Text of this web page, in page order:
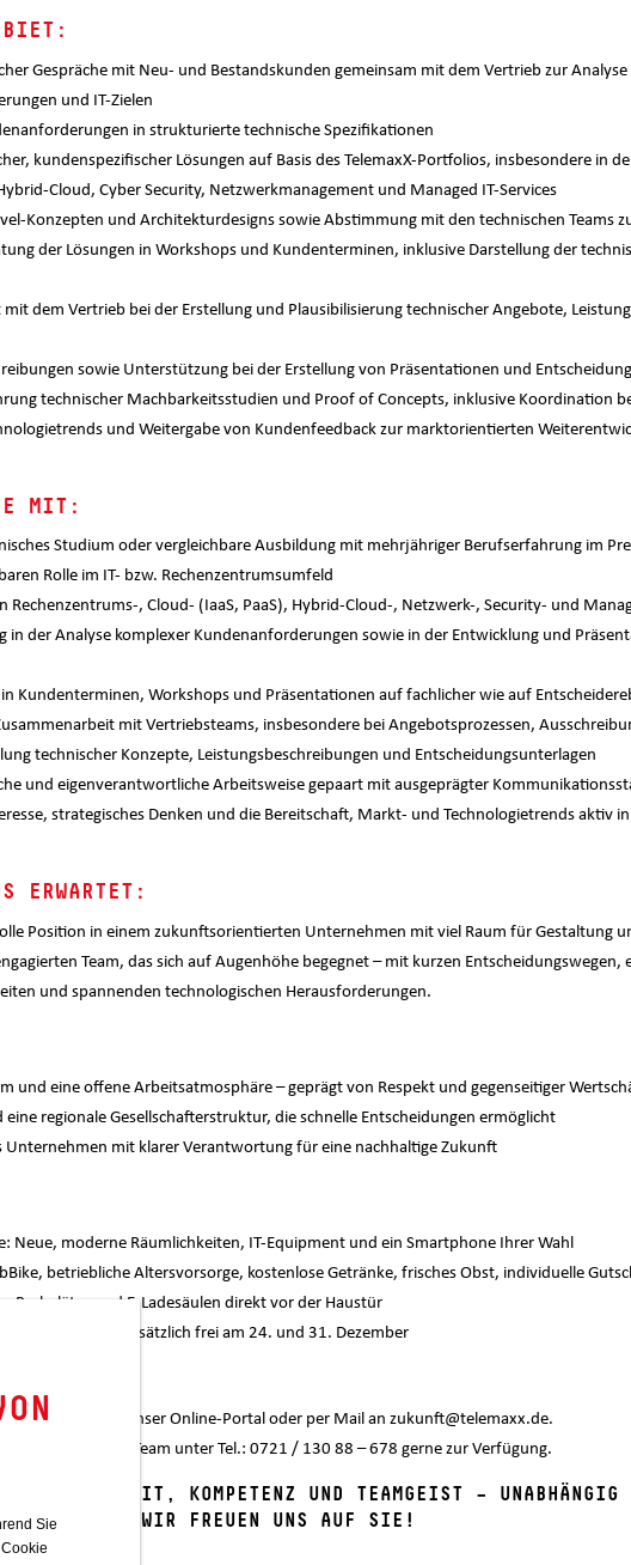
Gespräche mit Neu- und Bestandskunden gemeinsam mit dem Vertrieb zur
und IT-Zielen
in strukturierte technische Spezifikationen
kundenspezifischer Lösungen auf Basis des TelemaxX-Portfolios, insbesondere in
Cloud, Cyber Security, Netzwerkmanagement und Managed IT-Services
Konzepten und Architekturdesigns sowie Abstimmung mit den technischen Teams
der Lösungen in Workshops und Kundenterminen, inklusive Darstellung der
mit dem Vertrieb bei der Erstellung und Plausibilisierung technischer Angebote,
sowie Unterstützung bei der Erstellung von Präsentationen und
technischer Machbarkeitsstudien und Proof of Concepts, inklusive Koordination
und Weitergabe von Kundenfeedback zur marktorientierten
MIT:
Studium oder vergleichbare Ausbildung mit mehrjähriger Berufserfahrung im
Rolle im IT- bzw. Rechenzentrumsumfeld
Rechenzentrums-, Cloud- (IaaS, PaaS), Hybrid-Cloud-, Netzwerk-, Security- und
in der Analyse komplexer Kundenanforderungen sowie in der Entwicklung und
Kundenterminen, Workshops und Präsentationen auf fachlicher wie auf
mit Vertriebsteams, insbesondere bei Angebotsprozessen,
technischer Konzepte, Leistungsbeschreibungen und Entscheidungsunterlagen
und eigenverantwortliche Arbeitsweise gepaart mit ausgeprägter
strategisches Denken und die Bereitschaft, Markt- und Technologietrends aktiv
ERWARTET:
Position in einem zukunftsorientierten Unternehmen mit viel Raum für Gestaltung
Team, das sich auf Augenhöhe begegnet – mit kurzen Entscheidungswegen,
und spannenden technologischen Herausforderungen.
und eine offene Arbeitsatmosphäre – geprägt von Respekt und gegenseitiger
eine regionale Gesellschafterstruktur, die schnelle Entscheidungen ermöglicht
Unternehmen mit klarer Verantwortung für eine nachhaltige Zukunft
Neue, moderne Räumlichkeiten, IT-Equipment und ein Smartphone Ihrer Wahl
betriebliche Altersvorsorge, kostenlose Getränke, frisches Obst, individuelle
Parkplätze und E-Ladesäulen direkt vor der Haustür
Tage Urlaub und zusätzlich frei am 24. und 31. Dezember
Bewerbung über unser Online-Portal oder per Mail an zukunft@telemaxx.de.
Ihnen unser HR-Team unter Tel.: 0721 / 130 88 – 678 gerne zur Verfügung.
KOMPETENZ UND TEAMGEIST – UNABHÄNGIG
WIR FREUEN UNS AUF SIE!
Sie